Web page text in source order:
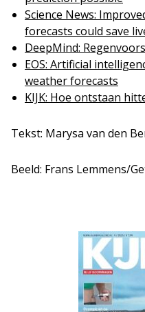
Science News:
forecasts could save
DeepMind:
EOS: Artificial
weather forecasts
KIJK: Hoe ontstaan
Tekst: Marysa van den
Beeld: Frans Lemmens/